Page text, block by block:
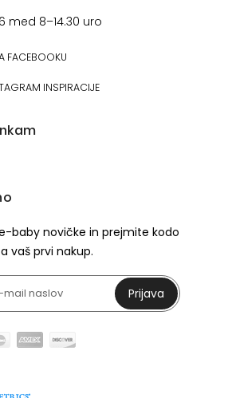
med 8–14.30 uro
FACEBOOKU
INSPIRACIJE
baby novičke in prejmite kodo
vaš prvi nakup.
Prijava